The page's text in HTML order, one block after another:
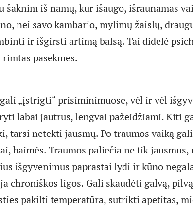
šaknim iš namų, kur išaugo, išraunamas
nei savo kambario, mylimų žaislų,
ir išgirsti artimą balsą. Tai didelė
pasekmes.
„įstrigti“ prisiminimuose, vėl ir vėl
labai jautrūs, lengvai pažeidžiami. Kiti
tarsi netekti jausmų. Po traumos vaiką
baimės. Traumos paliečia ne tik
išgyvenimus paprastai lydi ir kūno
chroniškos ligos. Gali skaudėti galvą,
pakilti temperatūra, sutrikti apetitas,